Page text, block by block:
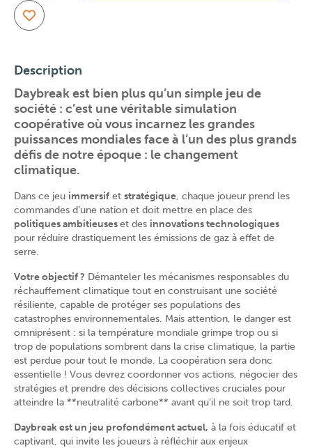
Description
Daybreak est bien plus qu’un simple jeu de
société : c’est une véritable simulation
coopérative où vous incarnez les grandes
puissances mondiales face à l’un des plus grands
défis de notre époque : le changement
climatique.
Dans ce jeu immersif et stratégique, chaque joueur prend les
commandes d’une nation et doit mettre en place des
politiques ambitieuseset des innovations technologiques
pour réduire drastiquement les émissions de gaz à effet de
serre.
Votre objectif ? Démanteler les mécanismes responsables du
réchauffement climatique tout en construisant une société
résiliente, capable de protéger ses populations des
catastrophes environnementales. Mais attention, le danger est
omniprésent : si la température mondiale grimpe trop ou si
trop de populations sombrent dans la crise climatique, la partie
est perdue pour tout le monde. La coopération sera donc
essentielle ! Vous devrez coordonner vos actions, négocier des
stratégies et prendre des décisions collectives cruciales pour
atteindre la **neutralité carbone** avant qu’il ne soit trop tard.
Daybreak est un jeu profondément actuel, à la fois éducatif et
captivant, qui invite les joueurs à réfléchir aux enjeux